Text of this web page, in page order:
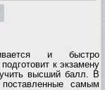
и быстро
к экзамену
высший балл. В
самым